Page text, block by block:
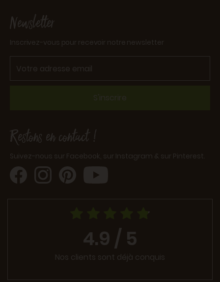
Newsletter
Inscrivez-vous pour recevoir notre newsletter
S'inscrire
Restons en contact !
Suivez-nous sur Facebook, sur Instagram & sur Pinterest.
4.9 / 5
Nos clients sont déjà conquis